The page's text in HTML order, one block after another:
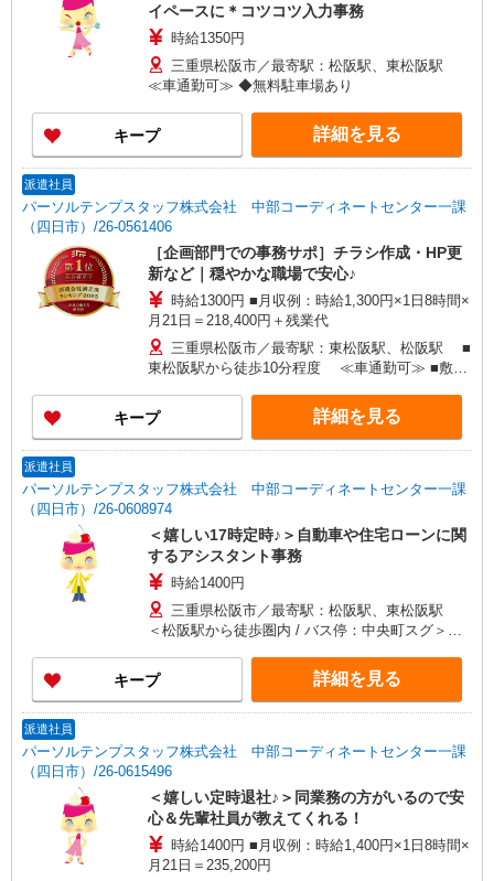
イペースに＊コツコツ入力事務
時給1350円
三重県松阪市／最寄駅：松阪駅、東松阪駅
≪車通勤可≫ ◆無料駐車場あり
キープ 詳細を見る
派遣社員
パーソルテンプスタッフ株式会社 中部コーディネートセンター一課
（四日市）/26-0561406
［企画部門での事務サポ］チラシ作成・HP更
新など｜穏やかな職場で安心♪
時給1300円 ■月収例：時給1,300円×1日8時間×
月21日＝218,400円＋残業代
三重県松阪市／最寄駅：東松阪駅、松阪駅 ■
東松阪駅から徒歩10分程度 ≪車通勤可≫ ■敷地
キープ 詳細を見る
派遣社員
パーソルテンプスタッフ株式会社 中部コーディネートセンター一課
（四日市）/26-0608974
＜嬉しい17時定時♪＞自動車や住宅ローンに関
するアシスタント事務
時給1400円
三重県松阪市／最寄駅：松阪駅、東松阪駅
＜松阪駅から徒歩圏内 / バス停：中央町スグ＞
車場の手配をお願いします＞
キープ 詳細を見る
派遣社員
パーソルテンプスタッフ株式会社 中部コーディネートセンター一課
（四日市）/26-0615496
＜嬉しい定時退社♪＞同業務の方がいるので安
心＆先輩社員が教えてくれる！
時給1400円 ■月収例：時給1,400円×1日8時間×
月21日＝235,200円